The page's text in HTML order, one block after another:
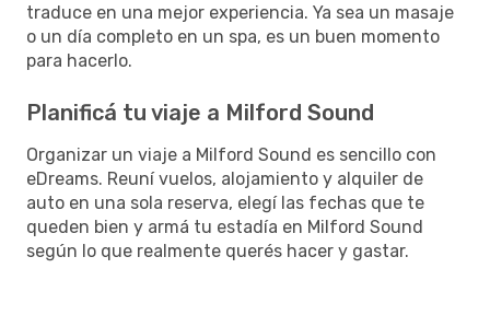
traduce en una mejor experiencia. Ya sea un masaje
o un día completo en un spa, es un buen momento
para hacerlo.
Planificá tu viaje a Milford Sound
Organizar un viaje a Milford Sound es sencillo con
eDreams. Reuní vuelos, alojamiento y alquiler de
auto en una sola reserva, elegí las fechas que te
queden bien y armá tu estadía en Milford Sound
según lo que realmente querés hacer y gastar.